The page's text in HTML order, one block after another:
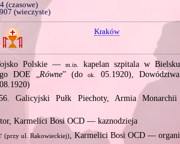
(czasowe)
(wieczyste)
Kraków
Polskie —m.in.
kapelan szpitala w
DOE „ Równe” (dook.
05.1920),
Galicyjski Pułk Piechoty, Armia Monarchii
Karmelici Bosi OCD — kaznodzieja
(przy ul. Rakowieckiej), Karmelici Bosi OCD —